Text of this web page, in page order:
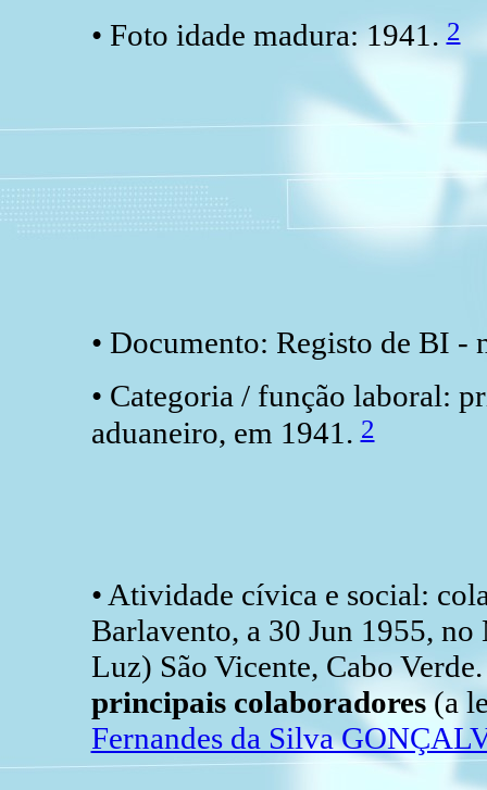
• Foto idade madura: 1941.2
• Documento: Registo de BI -
• Categoria / função laboral:
aduaneiro, em 1941.2
• Atividade cívica e social:
Barlavento, a 30 Jun 1955, no
Luz) São Vicente, Cabo
principais colaboradores (a
Fernandes da Silva